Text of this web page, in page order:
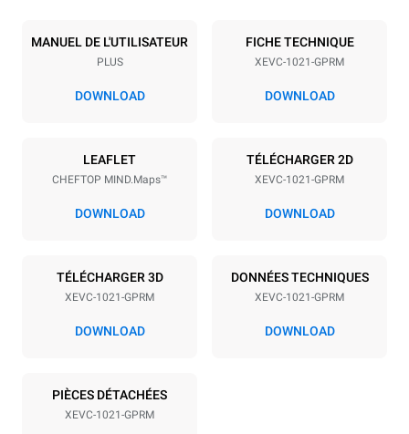
10 GN 2/1
Espace entre les plaques
220-240V 1N~ 1,4 kW
42,5 kW
Type de prise
*Consommation en kwh et émissions de co2
Consommation en kWh
MANUEL DE L'UTILISATEUR
PLUS
DOWNLOAD
FICHE TECHNIQUE
XEVC-1021-GPRM
DOWNLOAD
LEAFLET
CHEFTOP MIND.Maps™
DOWNLOAD
TÉLÉCHARGER 2D
XEVC-1021-GPRM
DOWNLOAD
TÉLÉCHARGER 3D
XEVC-1021-GPRM
DOWNLOAD
DONNÉES TECHNIQUES
XEVC-1021-GPRM
DOWNLOAD
PIÈCES DÉTACHÉES
XEVC-1021-GPRM